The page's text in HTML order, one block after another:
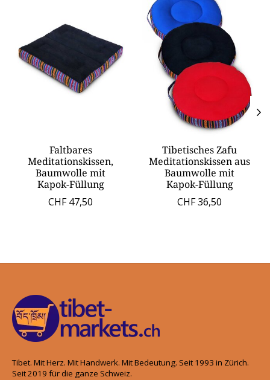
Faltbares
Meditationskissen,
Baumwolle mit
Kapok-Füllung
CHF 47,50
Tibetisches Zafu
Meditationskissen aus
Baumwolle mit
Kapok-Füllung
CHF 36,50
Tibet. Mit Herz. Mit Handwerk. Mit Bedeutung. Seit 1993 in Zürich.
Seit 2019 für die ganze Schweiz.